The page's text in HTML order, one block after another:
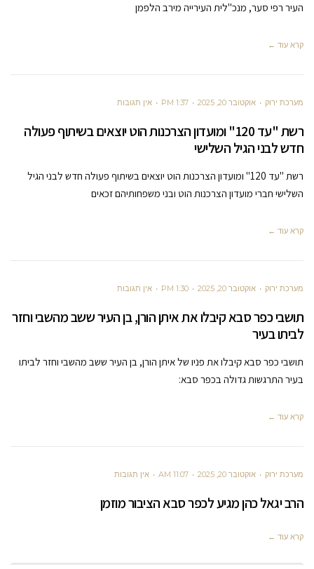
העיר רפי סער, מנכ"לית העירייה מירב הלפמן
קרא עוד ←
מערכת ירוק אוקטובר 20, 2025 1:37 PM אין תגובות
רשת "עד 120" ומועדון הצרכנות הוט יוצאים בשיתוף פעולה
חדש לבני הגיל השלישי
רשת "עד 120" ומועדון הצרכנות הוט יוצאים בשיתוף פעולה חדש לבני הגיל
השלישי חברי מועדון הצרכנות הוט ובני משפחותיהם זכאים
קרא עוד ←
מערכת ירוק אוקטובר 20, 2025 1:30 PM אין תגובות
תושבי כפר סבא קיבלו את איתן הורן, בן העיר ששב מהשבי וחזר
לביתו בעיר
תושבי כפר סבא קיבלו את פניו של איתן הורן, בן העיר ששב מהשבי וחזר לביתו
בעיר התרגשות גדולה בכפר סבא:
קרא עוד ←
מערכת ירוק אוקטובר 20, 2025 11:07 AM אין תגובות
הרב יגאל כהן מגיע לכפר סבא הציבור מוזמן
קרא עוד ←